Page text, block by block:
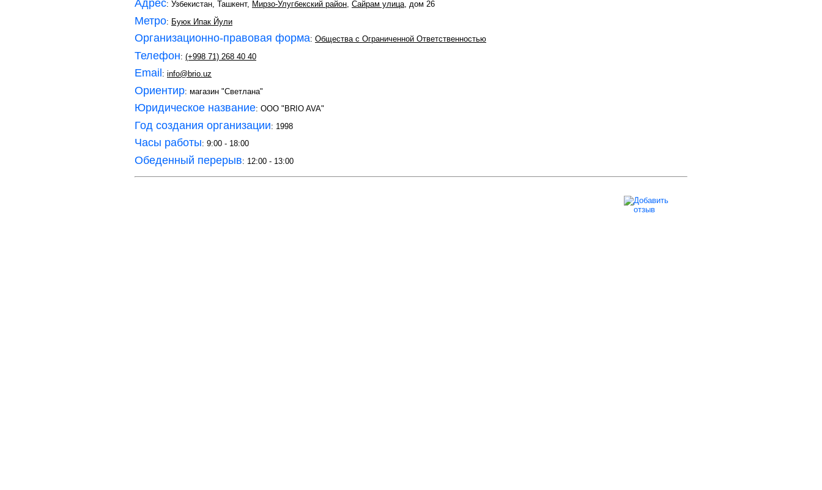
Адрес: Узбекистан, Ташкент, Мирзо-Улугбекский район, Сайрам улица, дом 26
Метро: Буюк Ипак Йули
Организационно-правовая форма: Общества с Ограниченной Ответственностью
Телефон: (+998 71) 268 40 40
Email : info@brio.uz
Ориентир: магазин "Светлана"
Юридическое название: ООО "BRIO AVA"
Год создания организации: 1998
Часы работы: 9:00 - 18:00
Обеденный перерыв: 12:00 - 13:00